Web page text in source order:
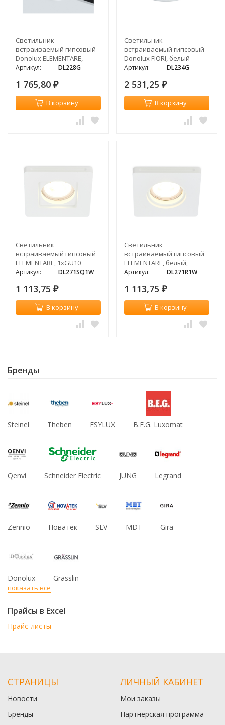
Светильник
встраиваемый гипсовый
Donolux ELEMENTARE,
квадратный, белый
Артикул: DL228G
1 765,80 ₽
В корзину
Светильник
встраиваемый гипсовый
Donolux FIORI, белый
Артикул: DL234G
2 531,25 ₽
В корзину
Светильник
встраиваемый гипсовый
ELEMENTARE, 1xGU10
Артикул: DL271SQ1W
1 113,75 ₽
В корзину
Светильник
встраиваемый гипсовый
ELEMENTARE, белый,
1xGU10
Артикул: DL271R1W
1 113,75 ₽
В корзину
Бренды
Steinel Theben ESYLUX B.E.G. Luxomat
Qenvi Schneider Electric JUNG Legrand
Zennio Новатек SLV MDT Gira
Donolux Grasslin
показать все
Прайсы в Excel
Прайс-листы
СТРАНИЦЫ
Новости
Бренды
ЛИЧНЫЙ КАБИНЕТ
Мои заказы
Партнерская программа